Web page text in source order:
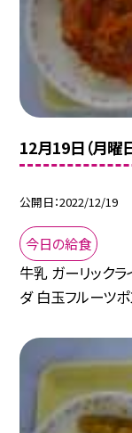
12月19日（月
公開日 2022/12/19
今日の給食
牛乳 ガーリックラ
ダ 白玉フルーツ